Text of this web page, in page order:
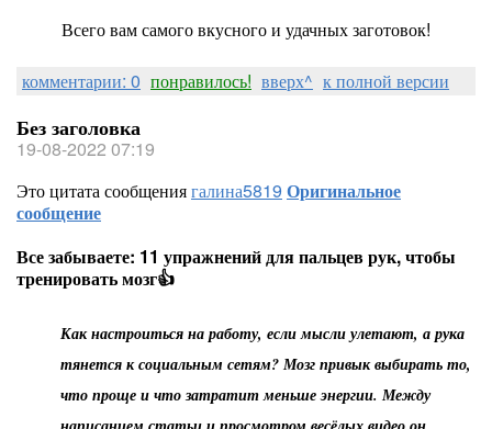
Всего вам самого вкусного и удачных заготовок!
комментарии: 0 понравилось! вверх^ к полной версии
Без заголовка
19-08-2022 07:19
Это цитата сообщениягалина5819 Оригинальное
сообщение
Все забываете: 11 упражнений для пальцев рук, чтобы
тренировать мозг👍
Как настроиться на работу, если мысли улетают, а рука
тянется к социальным сетям? Мозг привык выбирать то,
что проще и что затратит меньше энергии. Между